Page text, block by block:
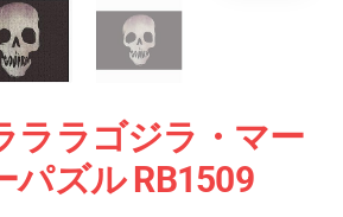
ララゴジラ・マー
パズル RB1509